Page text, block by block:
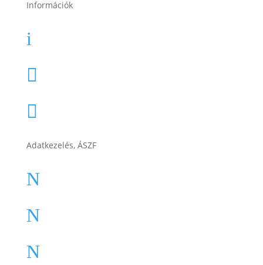
Információk
i


Adatkezelés, ÁSZF
N
N
N